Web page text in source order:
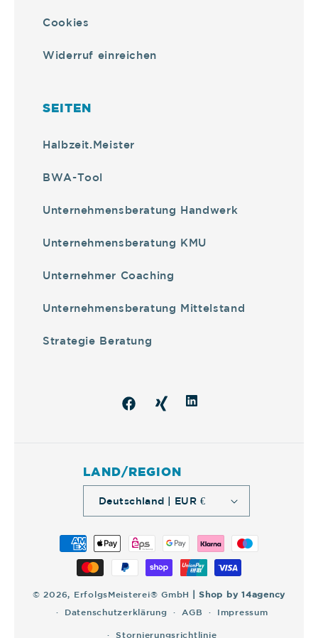
Cookies
Widerruf einreichen
SEITEN
Halbzeit.Meister
BWA-Tool
Unternehmensberatung Handwerk
Unternehmensberatung KMU
Unternehmer Coaching
Unternehmensberatung Mittelstand
Strategie Beratung
FacebookTikTokSnapchat
LAND/REGION
Deutschland | EUR €
Zahlungsmethoden
© 2026, ErfolgsMeisterei® GmbH | Shop by14agency
Datenschutzerklärung
AGB Impressum
Stornierungsrichtlinie